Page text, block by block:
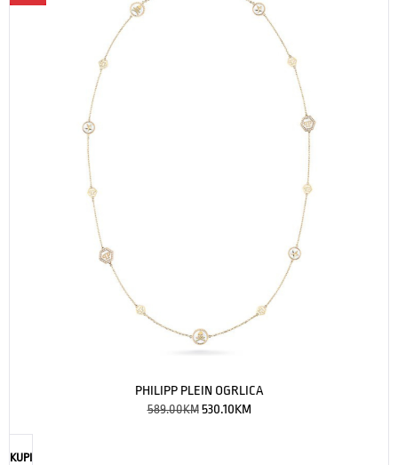
PHILIPP PLEIN OGRLICA
589.00KM 530.10KM
KUPI